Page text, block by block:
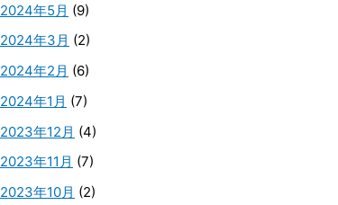
2024年5月 (9)
2024年3月 (2)
2024年2月 (6)
2024年1月 (7)
2023年12月 (4)
2023年11月 (7)
2023年10月 (2)